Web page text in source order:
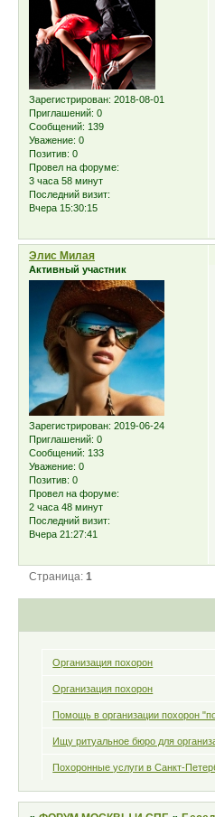
Зарегистрирован: 2018-08-01
Приглашений: 0
Сообщений: 139
Уважение: 0
Позитив: 0
Провел на форуме:
3 часа 58 минут
Последний визит:
Вчера 15:30:15
Элис Милая
Активный участник
Зарегистрирован: 2019-06-24
Приглашений: 0
Сообщений: 133
Уважение: 0
Позитив: 0
Провел на форуме:
2 часа 48 минут
Последний визит:
Вчера 21:27:41
Страница:1
Организация похорон
Организация похорон
Помощь в организации похорон
Ищу ритуальное бюро для
Похоронные услуги в Санкт-